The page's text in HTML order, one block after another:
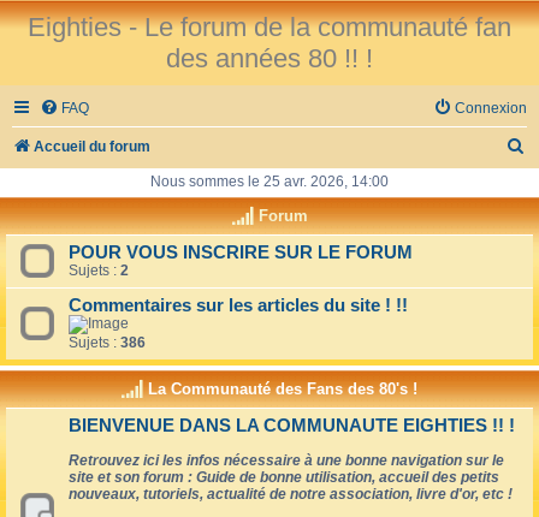
Eighties - Le forum de la communauté fan
des années 80 !! !
FAQ Connexion
Accueil du forum
h
h
e
Nous sommes le 25 avr. 2026, 14:00
Forum
POUR VOUS INSCRIRE SUR LE FORUM
Sujets : 2
Commentaires sur les articles du site ! !!
Sujets : 386
La Communauté des Fans des 80's !
BIENVENUE DANS LA COMMUNAUTE EIGHTIES !! !
Retrouvez ici les infos nécessaire à une bonne navigation sur le
site et son forum : Guide de bonne utilisation, accueil des petits
nouveaux, tutoriels, actualité de notre association, livre d'or, etc !